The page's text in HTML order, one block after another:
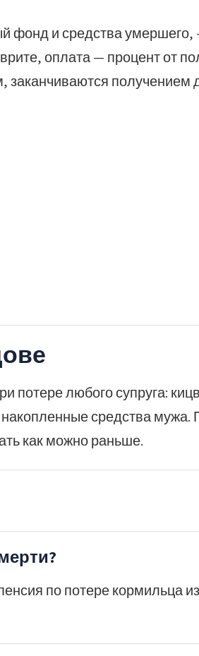
фонд и средства
оплата — процент от
получением
потере любого супруга:
средства мужа.
как можно раньше.
по потере кормильца